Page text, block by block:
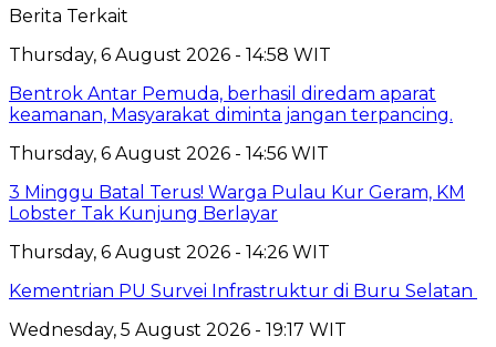
Berita Terkait
Thursday, 6 August 2026 - 14:58 WIT
Bentrok Antar Pemuda, berhasil diredam aparat
keamanan, Masyarakat diminta jangan terpancing.
Thursday, 6 August 2026 - 14:56 WIT
3 Minggu Batal Terus! Warga Pulau Kur Geram, KM
Lobster Tak Kunjung Berlayar
Thursday, 6 August 2026 - 14:26 WIT
Kementrian PU Survei Infrastruktur di Buru Selatan
Wednesday, 5 August 2026 - 19:17 WIT